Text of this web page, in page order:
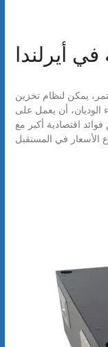
أيرلندا
يمكن لنظام تخزين
الوديان، أن يعمل على
اقتصادية أكبر مع